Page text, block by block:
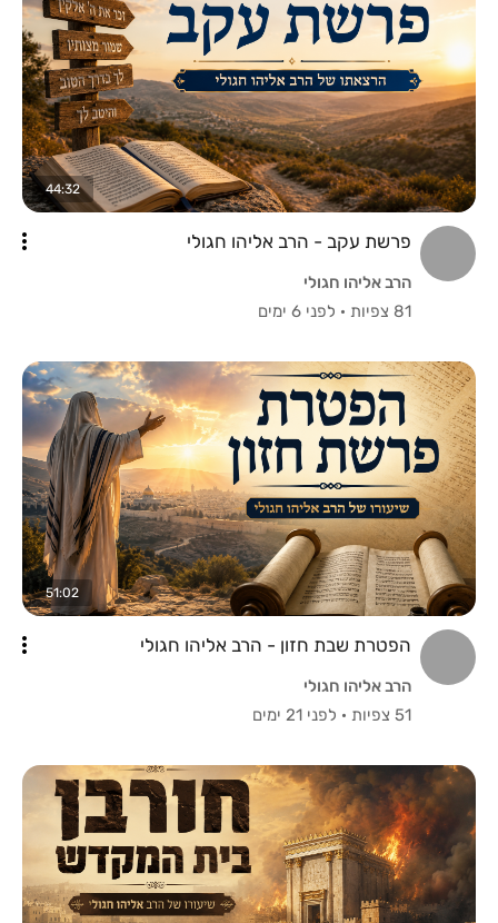
44:32
פרשת עקב - הרב אליהו חגולי
הרב אליהו חגולי
81 צפיות
· לפני 6 ימים
51:02
הפטרת שבת חזון - הרב אליהו חגולי
הרב אליהו חגולי
51 צפיות
· לפני 21 ימים